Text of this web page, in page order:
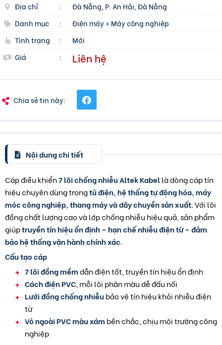
Địa chỉ
:
Đà Nẵng, P. An Hải, Đà Nẵng
Danh mục
: Điện máy> Máy công nghiệp
Tình trạng
:
Mới
Giá
: Liên hệ
Chia sẻ tin này:
Nội dung chi tiết
Cáp điều khiển7 lõi chống nhiễu Altek Kabellà dòng cáp tín
hiệu chuyên dùng trongtủ điện, hệ thống tự động hóa, máy
móc công nghiệp, thang máy và dây chuyền sản xuất. Với lõi
đồng chất lượng cao và lớp chống nhiễu hiệu quả, sản phẩm
giúptruyền tín hiệu ổn định – hạn chế nhiễu điện từ – đảm
bảo hệ thống vận hành chính xác.
Cấu tạo cáp
7 lõi đồng mềmdẫn điện tốt, truyền tín hiệu ổn định
Cách điện PVC , mỗi lõi phân màu dễ đấu nối
Lưới đồng chống nhiễu bảo vệ tín hiệu khỏi nhiễu điện
từ
Vỏ ngoài PVC màu xám bền chắc, chịu môi trường công
nghiệp